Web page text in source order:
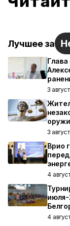
Лучшее за
3
3
Врио
4
июля-
4